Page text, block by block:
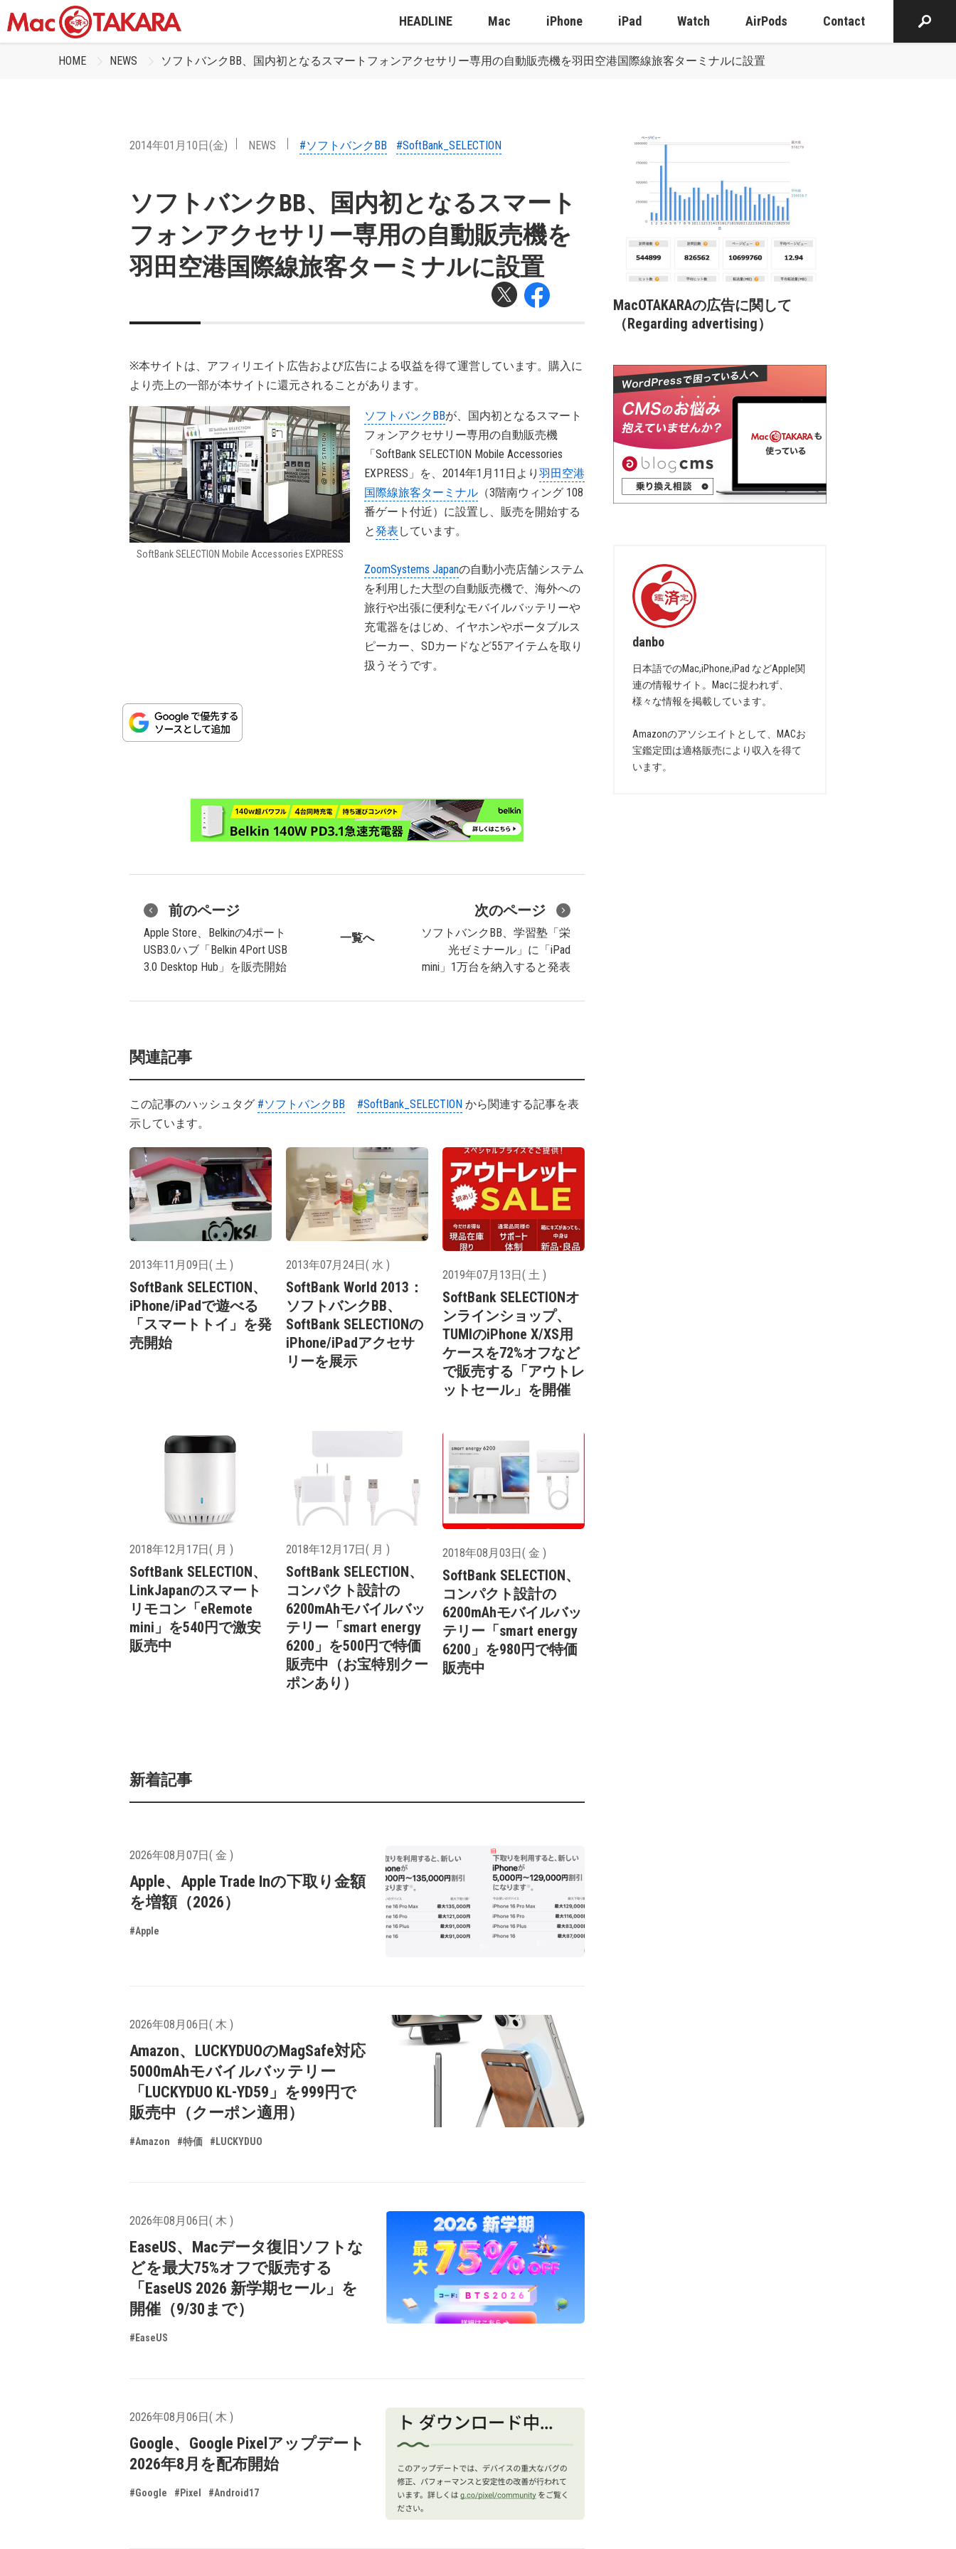
HEADLINE Mac iPhone iPad Watch AirPods Contact
HOME NEWS ソフトバンクBB、国内初となるスマートフォンアクセサリー専用の自動販売機を羽田空港国際線旅客ターミナルに設置
2014年01月10日(金) NEWS #ソフトバンクBB #SoftBank_SELECTION
ソフトバンクBB、国内初となるスマート
フォンアクセサリー専用の自動販売機を
羽田空港国際線旅客ターミナルに設置
※本サイトは、アフィリエイト広告および広告による収益を得て運営しています。購入に
より売上の一部が本サイトに還元されることがあります。
SoftBank SELECTION Mobile Accessories EXPRESS
ソフトバンクBBが、国内初となるスマート
フォンアクセサリー専用の自動販売機
「SoftBank SELECTION Mobile Accessories
EXPRESS」を、2014年1月11日より 羽田空港
国際線旅客ターミナル （3階南ウィング 108
番ゲート付近）に設置し、販売を開始する
と発表 しています。
ZoomSystems Japanの自動小売店舗システム
を利用した大型の自動販売機で、海外への
旅行や出張に便利なモバイルバッテリーや
充電器をはじめ、イヤホンやポータブルス
ピーカー、SDカードなど55アイテムを取り
扱うそうです。
前のページ
Apple Store、Belkinの4ポート
USB3.0ハブ「Belkin 4Port USB
3.0 Desktop Hub」を販売開始
一覧へ
次のページ
ソフトバンクBB、学習塾「栄
光ゼミナール」に「iPad
mini」1万台を納入すると発表
関連記事
この記事のハッシュタグ #ソフトバンクBB #SoftBank_SELECTION から関連する記事を表
示しています。
2013年11月09日( 土 )
SoftBank SELECTION、
iPhone/iPadで遊べる
「スマートトイ」を発
売開始
2013年07月24日( 水 )
SoftBank World 2013：
ソフトバンクBB、
SoftBank SELECTIONの
iPhone/iPadアクセサ
リーを展示
2019年07月13日( 土 )
SoftBank SELECTIONオ
ンラインショップ、
TUMIのiPhone X/XS用
ケースを72%オフなど
で販売する「アウトレ
ットセール」を開催
2018年12月17日( 月 )
SoftBank SELECTION、
LinkJapanのスマート
リモコン「eRemote
mini」を540円で激安
販売中
2018年12月17日( 月 )
SoftBank SELECTION、
コンパクト設計の
6200mAhモバイルバッ
テリー「smart energy
6200」を500円で特価
販売中（お宝特別クー
ポンあり）
2018年08月03日( 金 )
SoftBank SELECTION、
コンパクト設計の
6200mAhモバイルバッ
テリー「smart energy
6200」を980円で特価
販売中
新着記事
2026年08月07日( 金 )
Apple、Apple Trade Inの下取り金額
を増額（2026）
#Apple
2026年08月06日( 木 )
Amazon、LUCKYDUOのMagSafe対応
5000mAhモバイルバッテリー
「LUCKYDUO KL-YD59」を999円で
販売中（クーポン適用）
#Amazon #特価 #LUCKYDUO
2026年08月06日( 木 )
EaseUS、Macデータ復旧ソフトな
どを最大75%オフで販売する
「EaseUS 2026 新学期セール」を
開催（9/30まで）
#EaseUS
2026年08月06日( 木 )
Google、Google Pixelアップデート
2026年8月を配布開始
#Google #Pixel #Android17
MacOTAKARAの広告に関して
（Regarding advertising）
danbo
日本語でのMac,iPhone,iPad などApple関
連の情報サイト。Macに捉われず、
様々な情報を掲載しています。
Amazonのアソシエイトとして、MACお
宝鑑定団は適格販売により収入を得て
います。